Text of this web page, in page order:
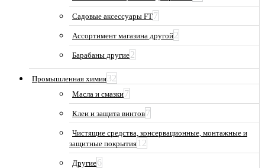
Садовые аксессуары FT7
Ассортимент магазина другой2
Барабаны другие2
Промышленная химия32
Масла и смазки7
Клеи и защита винтов7
Чистящие средства, консервационные, монтажные и
защитные покрытия 12
Другие6